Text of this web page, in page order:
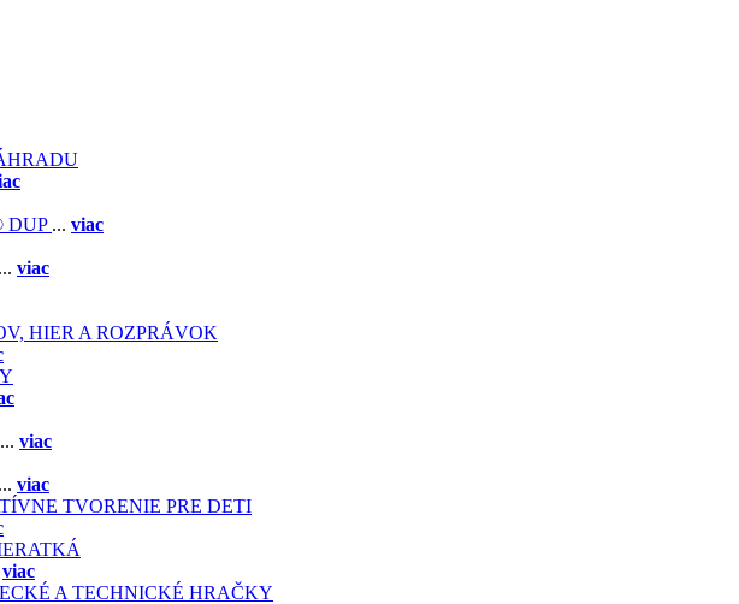
DUP ... viac
... viac
HIER A ROZPRÁVOK
... viac
... viac
TVORENIE PRE DETI
viac
A TECHNICKÉ HRAČKY